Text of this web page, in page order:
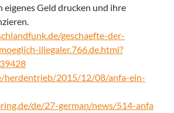
eigenes Geld drucken und ihre
geschaefte-der-
illegaler.766.de.html?
herdentrieb/2015/12/08/anfa-ein-
de/27-german/news/514-anfa